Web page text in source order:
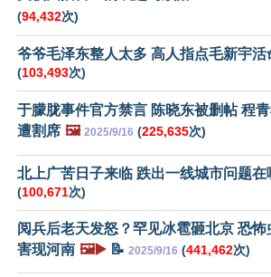
(94,432次)
爷爷毛泽东整人太多 高人指点毛新宇活
(103,493次)
于朦胧事件官方禁言 陈晓东被删帖 程
遭割席 🖼️ 2025/9/16 (225,635次)
北上广苦日子来临 跌出一线城市问题在
(100,671次)
阅兵后老天发怒？罕见冰雹砸北京 恐怖
害现河南 🖼️▶️ 📝 2025/9/16 (441,462次)